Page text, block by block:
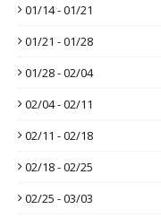
01/14 - 01/21
01/21 - 01/28
01/28 - 02/04
02/04 - 02/11
02/11 - 02/18
02/18 - 02/25
02/25 - 03/03